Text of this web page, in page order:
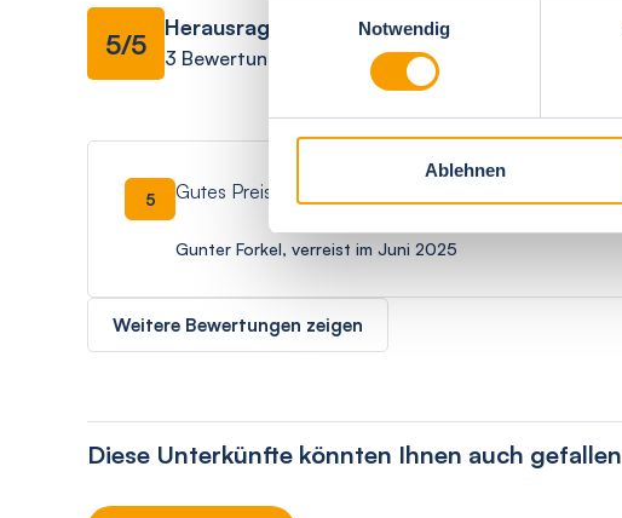
Notwendig
Ablehnen
5/5
Herausragend
3 Bewertungen
Ausstattung
5 Gutes Preis Leistungsniveau Ausstattung sehr gut
Gunter Forkel, verreist im Juni 2025
Weitere Bewertungen zeigen
Diese Unterkünfte könnten Ihnen auch gefallen